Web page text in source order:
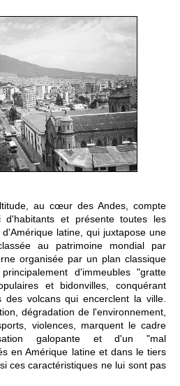
au cœur des Andes, compte
et présente toutes les
latine, qui juxtapose une
au patrimoine mondial par
organisée par un plan classique
d'immeubles "gratte
et bidonvilles, conquérant
des volcans qui encerclent la ville.
dégradation de l'environnement,
violences, marquent le cadre
galopante et d'un "mal
en Amérique latine et dans le tiers
ces caractéristiques ne lui sont pas